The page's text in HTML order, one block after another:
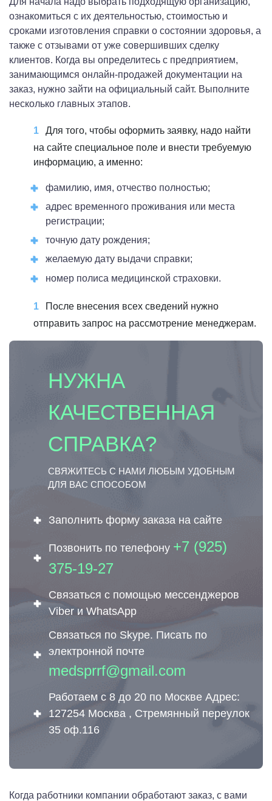
ознакомиться с их деятельностью, стоимостью и
сроками изготовления справки о состоянии здоровья, а
также с отзывами от уже совершивших сделку
клиентов. Когда вы определитесь с предприятием,
занимающимся онлайн-продажей документации на
заказ, нужно зайти на официальный сайт. Выполните
несколько главных этапов.
Для того, чтобы оформить заявку, надо найти
на сайте специальное поле и внести требуемую
информацию, а именно:
фамилию, имя, отчество полностью;
адрес временного проживания или места
регистрации;
точную дату рождения;
желаемую дату выдачи справки;
номер полиса медицинской страховки.
После внесения всех сведений нужно
отправить запрос на рассмотрение менеджерам.
НУЖНА
КАЧЕСТВЕННАЯ
СПРАВКА?
СВЯЖИТЕСЬ С НАМИ ЛЮБЫМ УДОБНЫМ
ДЛЯ ВАС СПОСОБОМ
Заполнить форму заказа на сайте
Позвонить по телефону +7 (925)
375-19-27
Связаться с помощью мессенджеров
Viber и WhatsApp
Связаться по Skype. Писать по
электронной почте
medsprrf@gmail.com
Работаем с 8 до 20 по Москве Адрес:
127254 Москва , Стремянный переулок
35 оф.116
Когда работники компании обработают заказ, с вами